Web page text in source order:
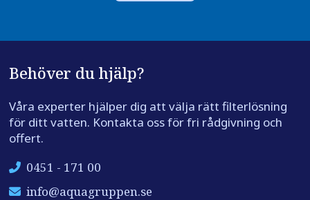
Behöver du hjälp?
Våra experter hjälper dig att välja rätt filterlösning
för ditt vatten. Kontakta oss för fri rådgivning och
offert.
0451 - 171 00
info@aquagruppen.se